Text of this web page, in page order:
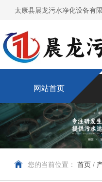
太康县晨龙污水净化设备有
网站首页
您的当前位置： 首页 /